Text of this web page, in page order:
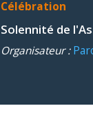
Célébration
Solennité de
Organisateur :